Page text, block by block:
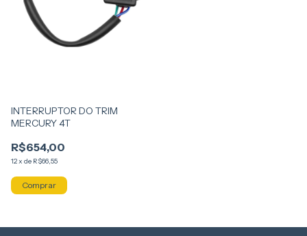
INTERRUPTOR DO TRIM
MERCURY 4T
R$654,00
12x de R$66,55